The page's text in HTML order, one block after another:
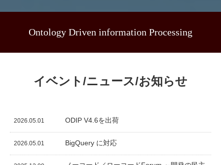
Ontology Driven information Processing
イベント/ニュース/お知らせ
2026.05.01 ODIP V4.6を出荷
2026.05.01 BigQuery に対応